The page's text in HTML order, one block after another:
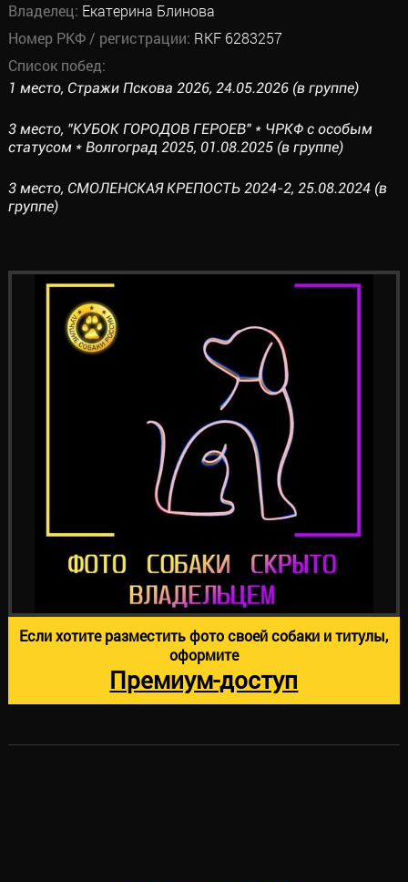
Владелец: Екатерина Блинова
Номер РКФ / регистрации: RKF 6283257
Список побед:
1 место, Стражи Пскова 2026, 24.05.2026 (в группе)
3 место, "КУБОК ГОРОДОВ ГЕРОЕВ" * ЧРКФ с особым
статусом * Волгоград 2025, 01.08.2025 (в группе)
3 место, СМОЛЕНСКАЯ КРЕПОСТЬ 2024-2, 25.08.2024 (в
группе)
Если хотите разместить фото своей собаки и титулы,
оформите
Премиум-доступ